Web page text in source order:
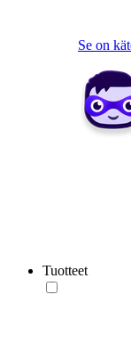
Se on
Tuotteet